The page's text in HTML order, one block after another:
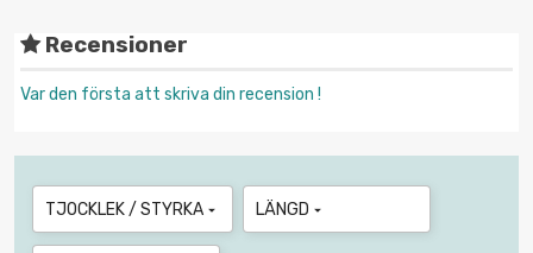
Recensioner
Var den första att skriva din recension !
TJOCKLEK / STYRKA  LÄNGD 